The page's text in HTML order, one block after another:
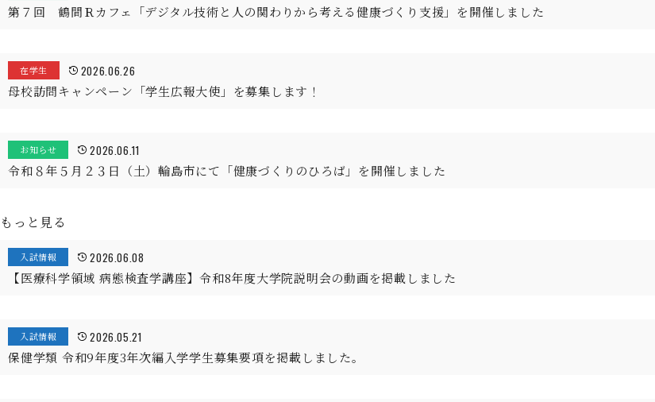
第７回 鶴間Ｒカフェ「デジタル技術と人の関わりから考える健康づくり支援」を開催しました
在学生 2026.06.26
母校訪問キャンペーン「学生広報大使」を募集します！
お知らせ 2026.06.11
令和８年５月２３日（土）輪島市にて「健康づくりのひろば」を開催しました
もっと見る
入試情報 2026.06.08
【医療科学領域 病態検査学講座】令和8年度大学院説明会の動画を掲載しました
入試情報 2026.05.21
保健学類 令和9年度3年次編入学学生募集要項を掲載しました。